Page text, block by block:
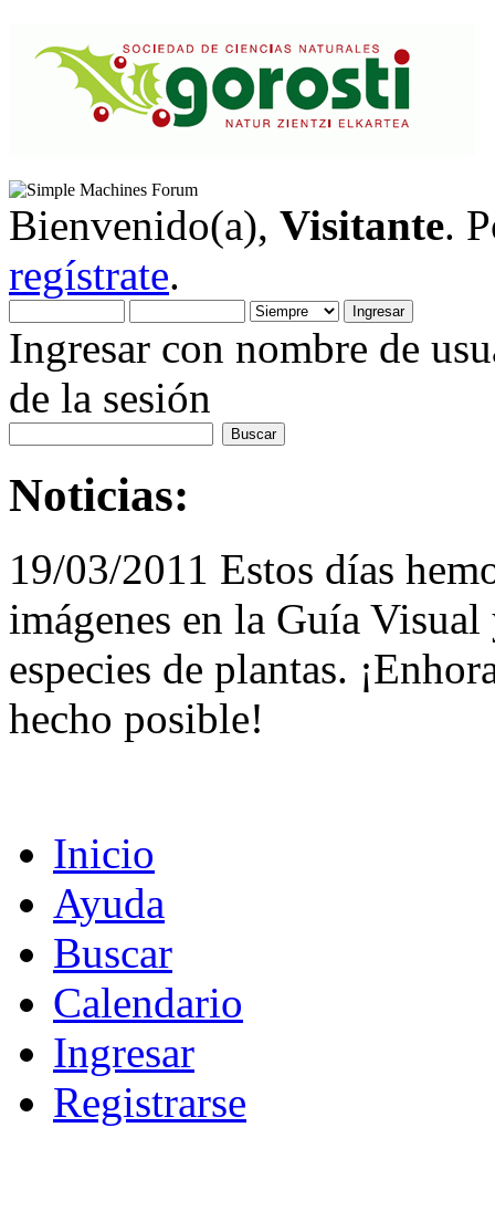
Bienvenido(a), Visitante.
regístrate.
Ingresar con nombre de
de la sesión
Noticias:
19/03/2011 Estos días
imágenes en la Guía
especies de plantas.
hecho posible!
Inicio
Ayuda
Buscar
Calendario
Ingresar
Registrarse